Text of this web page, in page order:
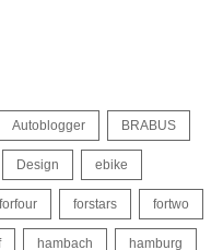
Autoblogger BRABUS
Design ebike
forfour forstars fortwo
hambach hamburg